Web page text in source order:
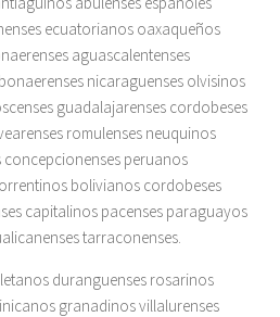
ecuatorianos oaxaqueños
aguascalentenses
nicaraguenses olvisinos
guadalajarenses cordobeses
romulenses neuquinos
peruanos
bolivianos cordobeses
capitalinos pacenses paraguayos
tarraconenses.
duranguenses rosarinos
granadinos villalurenses